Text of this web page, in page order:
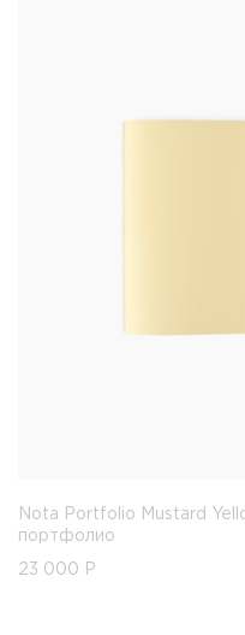
Nota Portfolio Mustard
портфолио
23 000 Р